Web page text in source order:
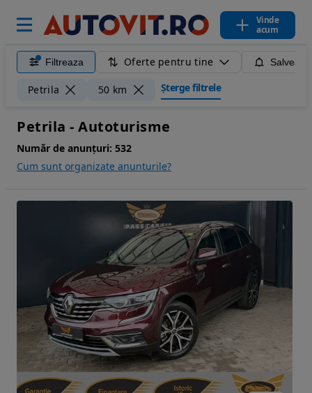
Vinde
acum
Filtreaza Oferte pentru tine
Petrila 50 km Șterge filtrele
Petrila - Autoturisme
Număr de anunțuri: 532
Cum sunt organizate anunturile?